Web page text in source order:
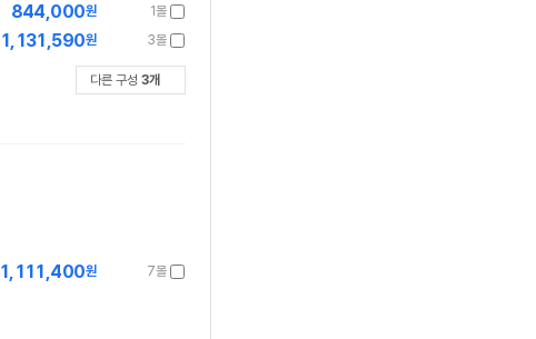
1몰
844,000원
3몰
1,131,590원
다른 구성 3개
7몰
1,111,400원